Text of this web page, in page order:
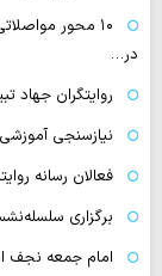
۱۰ محور
در…
روایتگران جهاد
نیازسنجی
فعالان رسانه‌
برگزاری
امام جمعه نجف